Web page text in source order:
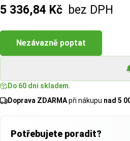
5 336,84 Kč bez DPH
Nezávazně poptat
Do 60 dní skladem.
Doprava ZDARMApři nákupu nad 5
Potřebujete poradit?